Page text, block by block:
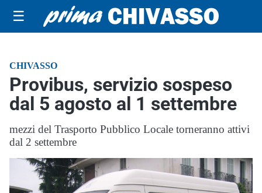
☰
CHIVASSO
Provibus, servizio sospeso
dal 5 agosto al 1 settembre
mezzi del Trasporto Pubblico Locale torneranno attivi
dal 2 settembre